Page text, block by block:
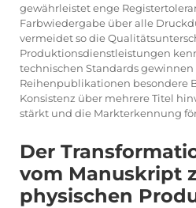
gewährleistet enge
Farbwiedergabe über alle
vermeidet so die
Produktionsdienstleistungen
technischen Standards gewinnen
Reihenpublikationen besondere
Konsistenz über mehrere Titel
stärkt und die Markterkennung
Der
vom Manuskript
physischen